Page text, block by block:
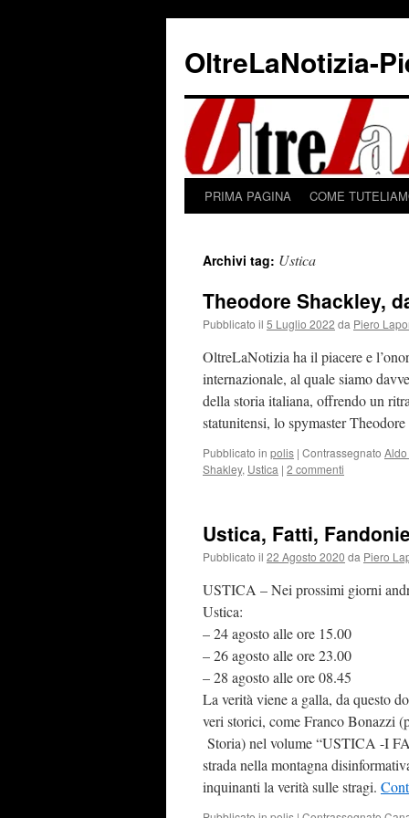
contenuto
OltreLaNotizia-
PRIMA PAGINA COME
Archivi tag: Ustica
Theodore Shackley,
Pubblicato il 5 Luglio 2022 da Piero
OltreLaNotizia ha il piacere e
internazionale, al quale siamo
della storia italiana, offrendo un
statunitensi, lo spymaster
Pubblicato in polis | Contrassegnato
Shakley, Ustica | 2 commenti
Ustica, Fatti, Fandonie
Pubblicato il 22 Agosto 2020 da Piero
USTICA – Nei prossimi giorni
Ustica:
– 24 agosto alle ore 15.00
– 26 agosto alle ore 23.00
– 28 agosto alle ore 08.45
La verità viene a galla, da questo
veri storici, come Franco Bonazzi
Storia) nel volume “USTICA -I
strada nella montagna
inquinanti la verità sulle stragi.